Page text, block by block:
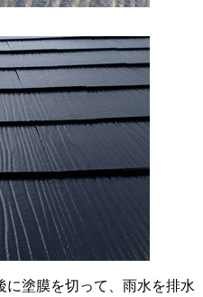
塗膜を切って、雨水を排水